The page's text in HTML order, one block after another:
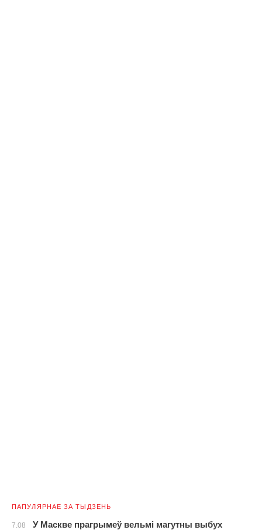
ПАПУЛЯРНАЕ ЗА ТЫДЗЕНЬ
7.08 У Маскве прагрымеў вельмі магутны выбух